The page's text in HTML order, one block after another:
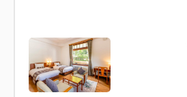
フォレスト・ウイング6階に誕生
ご堪能いただけるスパ。
浴槽からは箱根外輪山の雄大な
の自然を感じながら箱根七湯に